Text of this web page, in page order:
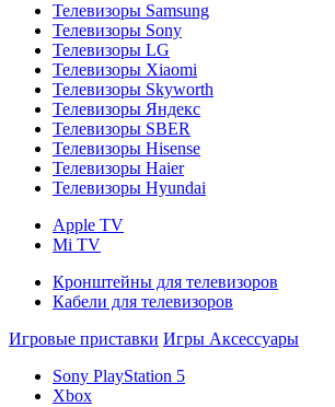
Телевизоры Samsung
Телевизоры Sony
Телевизоры LG
Телевизоры Xiaomi
Телевизоры Skyworth
Телевизоры Яндекс
Телевизоры SBER
Телевизоры Hisense
Телевизоры Haier
Телевизоры Hyundai
Apple TV
Mi TV
Кронштейны для телевизоров
Кабели для телевизоров
Игровые приставки Игры Аксессуары
Sony PlayStation 5
Xbox